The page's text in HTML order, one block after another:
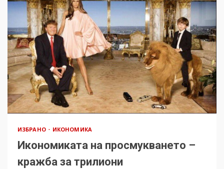
ИЗБРАНО ИКОНОМИКА
Икономиката на просмукването –
кражба за трилиони